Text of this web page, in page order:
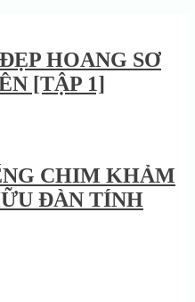
HOANG SƠ
[TẬP 1]
CHIM KHẢM
ĐÀN TÍNH